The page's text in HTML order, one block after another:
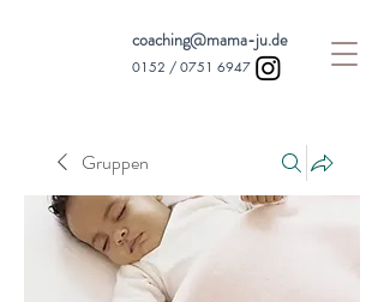
coaching@mama-ju.de
0152 / 0751 6947
Gruppen